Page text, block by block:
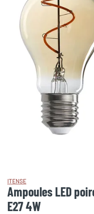
Zoomer sur l'image
ITENSE
Ampoules LED
E27 4W